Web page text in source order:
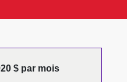
$ par mois